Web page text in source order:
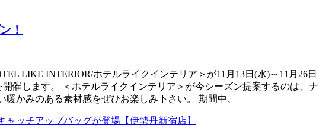
！
LIKE INTERIOR/ホテルライクインテリア＞が11月13日(水)～11月26日
催します。 ＜ホテルライクインテリア＞が今シーズン提案するのは、ナ
かみのある素材感をぜひお楽しみ下さい。 期間中、